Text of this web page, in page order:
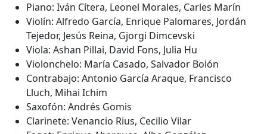
Piano: Iván Cítera, Leonel Morales, Carles Marín
Violín: Alfredo García, Enrique Palomares, Jordán
Tejedor, Jesús Reina, Gjorgi Dimcevski
Viola: Ashan Pillai, David Fons, Julia Hu
Violonchelo: María Casado, Salvador Bolón
Contrabajo: Antonio García Araque, Francisco
Lluch, Mihai Ichim
Saxofón: Andrés Gomis
Clarinete: Venancio Rius, Cecilio Vilar